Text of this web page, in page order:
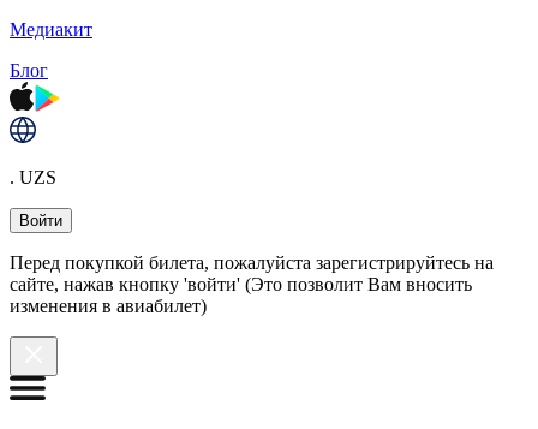
Медиакит
Блог
. UZS
Войти
Перед покупкой билета, пожалуйста зарегистрируйтесь на
сайте, нажав кнопку 'войти' (Это позволит Вам вносить
изменения в авиабилет)